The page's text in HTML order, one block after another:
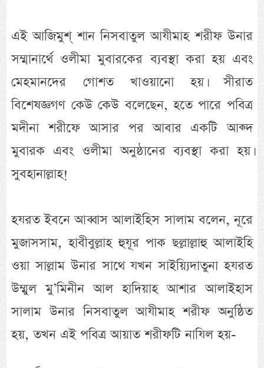
এই আজিমুশ্ শান নিসবাতুল আযীমাহ শরীফ উনার
সম্মানার্থে ওলীমা মুবারকের ব্যবস্থা করা হয় এবং
মেহমানদের গোশত খাওয়ানো হয়। সীরাত
বিশেষজ্ঞগণ কেউ কেউ বলেছেন, হতে পারে পবিত্র
মদীনা শরীফে আসার পর আবার একটি আক্দ
মুবারক এবং ওলীমা অনুষ্ঠানের ব্যবস্থা করা হয়।
সুবহানাল্লাহ!
হযরত ইবনে আব্বাস আলাইহিস সালাম বলেন, নূরে
মুজাসসাম, হাবীবুল্লাহ হুযূর পাক ছল্লাল্লাহু আলাইহি
ওয়া সাল্লাম উনার সাথে যখন সাইয়্যিদাতুনা হযরত
উম্মুল মু’মিনীন আল হাদিয়াহ আশার আলাইহাস
সালাম উনার নিসবাতুল আযীমাহ শরীফ অনুষ্ঠিত
হয়, তখন এই পবিত্র আয়াত শরীফটি নাযিল হয়-